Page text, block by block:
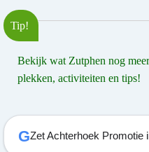
Tip!
Bekijk wat Zutphen nog
plekken, activiteiten en tips!
GZet Achterhoek Promotie